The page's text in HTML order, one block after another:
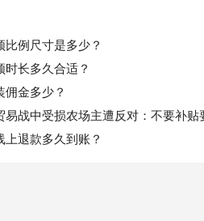
比例尺寸是多少？
时长多久合适？
佣金多少？
易战中受损农场主遭反对：不要补贴
上退款多久到账？